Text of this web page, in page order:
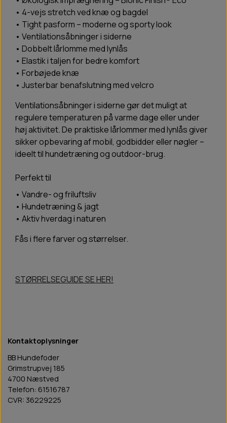
• 4-vejs stretch ved knæ og bagdel
• Tight pasform – moderne og sporty look
• Ventilationsåbninger i siderne
• Dobbelt lårlomme med lynlås
• Elastik i taljen for bedre komfort
• Forbøjede knæ
• Justerbar benafslutning med velcro
Ventilationsåbninger i siderne gør det muligt at
regulere temperaturen på varme dage eller under
høj aktivitet. De praktiske lårlommer med lynlås giver
sikker opbevaring af mobil, godbidder eller nøgler –
ideelt til hundetræning og outdoor-brug.
Perfekt til
• Vandre- og friluftsliv
• Hundetræning & jagt
• Aktiv hverdag i naturen
Fås i flere farver og størrelser.
STØRRELSEGUIDE SE HER!
Kontaktoplysninger
BB Hundefoder
Grimstrupvej 185
4700 Næstved
Telefon: 61516787
CVR: 36229225